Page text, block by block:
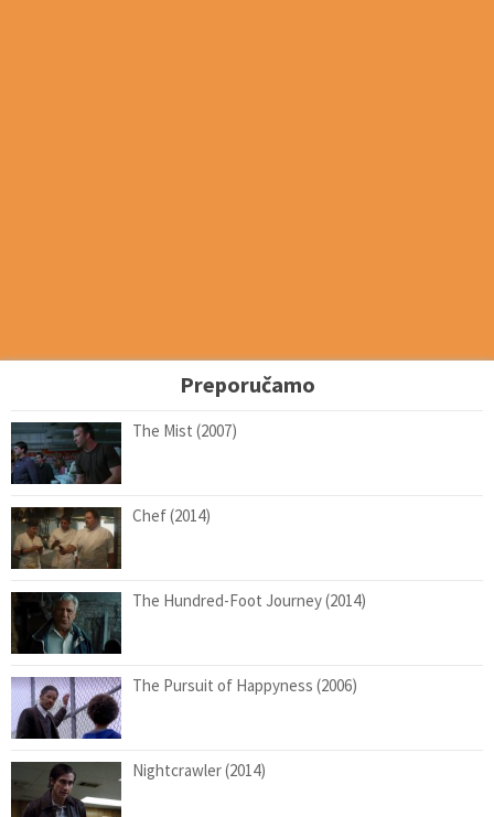
Preporučamo
The Mist (2007)
Chef (2014)
The Hundred-Foot Journey (2014)
The Pursuit of Happyness (2006)
Nightcrawler (2014)